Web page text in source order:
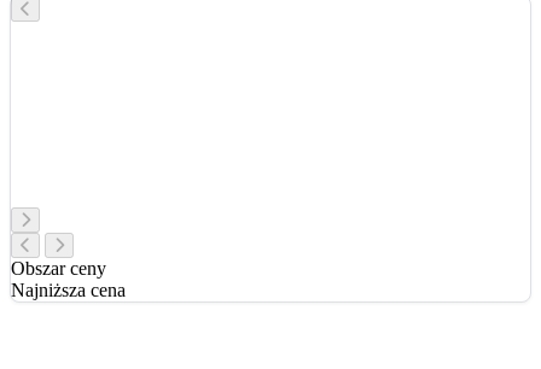
Obszar ceny
Najniższa cena